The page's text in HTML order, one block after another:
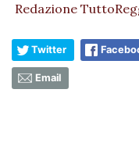
Redazione
Twitter
Email